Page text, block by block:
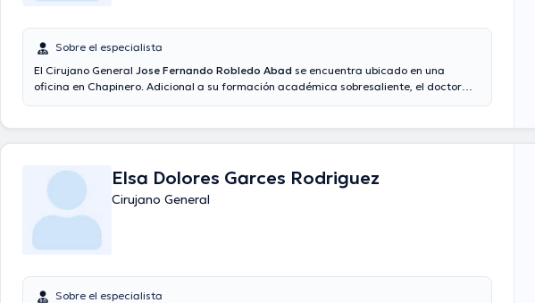
Sobre el especialista
El Cirujano General Jose Fernando Robledo Abad se encuentra ubicado en una
oficina en Chapinero. Adicional a su formación académica sobresaliente, el doctor
continua en su disciplina de especialización y ha compartido importantes
comunicados. Español son los lenguajes manejados por el profesional de la salud.
Elsa Dolores Garces Rodriguez
Cirujano General
Sobre el especialista